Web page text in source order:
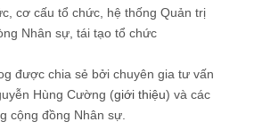
cơ cấu tổ chức, hệ thống Quản trị
Nhân sự, tái tạo tổ chức
được chia sẻ bởi chuyên gia tư vấn
Hùng Cường (giới thiệu) và các
cộng đồng Nhân sự.